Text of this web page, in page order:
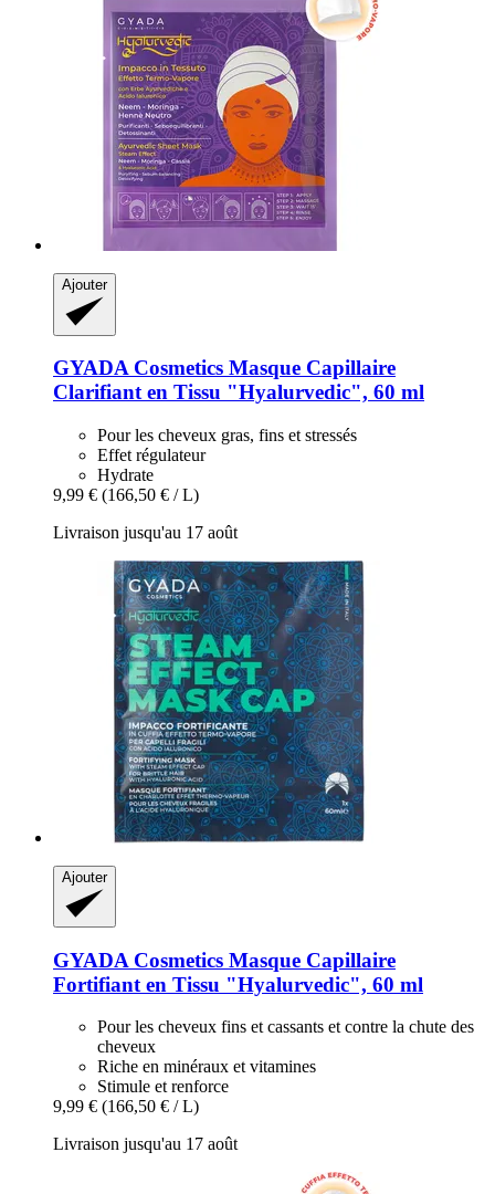
Ajouter
GYADA Cosmetics Masque Capillaire
Clarifiant en Tissu "Hyalurvedic", 60 ml
Pour les cheveux gras, fins et stressés
Effet régulateur
Hydrate
9,99 € (166,50 € / L)
Livraison jusqu'au 17 août
Ajouter
GYADA Cosmetics Masque Capillaire
Fortifiant en Tissu "Hyalurvedic", 60 ml
Pour les cheveux fins et cassants et contre la chute des
cheveux
Riche en minéraux et vitamines
Stimule et renforce
9,99 € (166,50 € / L)
Livraison jusqu'au 17 août